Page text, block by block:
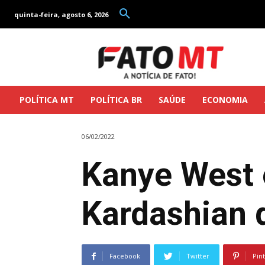
quinta-feira, agosto 6, 2026
POLÍTICA MT POLÍTICA BR SAÚDE ECONOMIA
06/02/2022
Kanye
Kardashian
Facebook Twitter